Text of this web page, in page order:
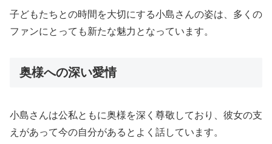
子どもたちとの時間を大切にする小島さんの姿は、多くの
ファンにとっても新たな魅力となっています。
奥様への深い愛情
小島さんは公私ともに奥様を深く尊敬しており、彼女の支
えがあって今の自分があるとよく話しています。